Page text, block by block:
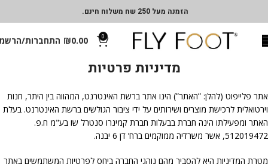
הזמנה מעל 250 שח משלוח חינם.
0
₪0.00 התחברות/
מדיניות פרטיות
אתר פלייפוט (להלן: ”האתר”) הינו אתר ברשת האינטרנט, המהווה בין היתר, חנות
וירטואלית לרכישת מוצרים ושירותים על ידי ציבור הגולשים ברשת האינטרנט. בעלת
האתר ומפעילתו הינה חברת בבעלות חברת קמינרו סנטרל שו בע"מ ח.פ.
512019472, אשר משרדיה ממוקמים ברח’ דן 6 יבנה.
מטרת המדיניות היא להסביר מהם נוהגי החברה ביחס לפרטיות המשתמשים באתר